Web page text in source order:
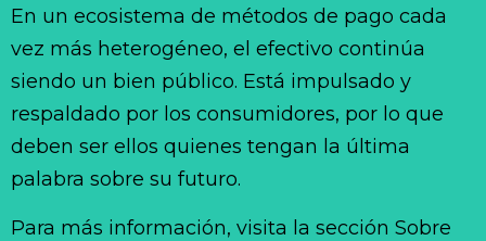
En un ecosistema de métodos de pago cada
vez más heterogéneo, el efectivo continúa
siendo un bien público. Está impulsado y
respaldado por los consumidores, por lo que
deben ser ellos quienes tengan la última
palabra sobre su futuro.
Para más información, visita la sección Sobre